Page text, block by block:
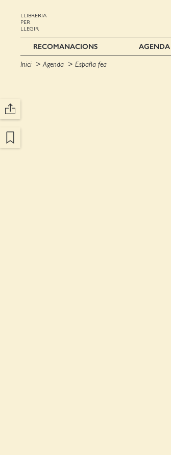
LLIBRERIA
PER
LLEGIR
RECOMANACIONS AGENDA
Inici Agenda España fea